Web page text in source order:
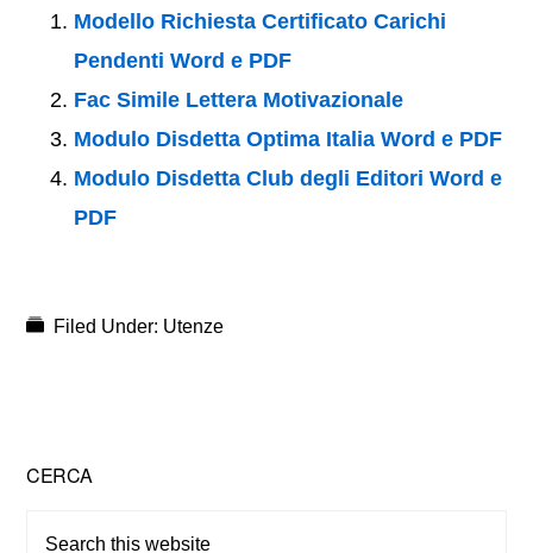
Modello Richiesta Certificato Carichi
Pendenti Word e PDF
Fac Simile Lettera Motivazionale
Modulo Disdetta Optima Italia Word e PDF
Modulo Disdetta Club degli Editori Word e
PDF
Filed Under: Utenze
Primary
Sidebar
CERCA